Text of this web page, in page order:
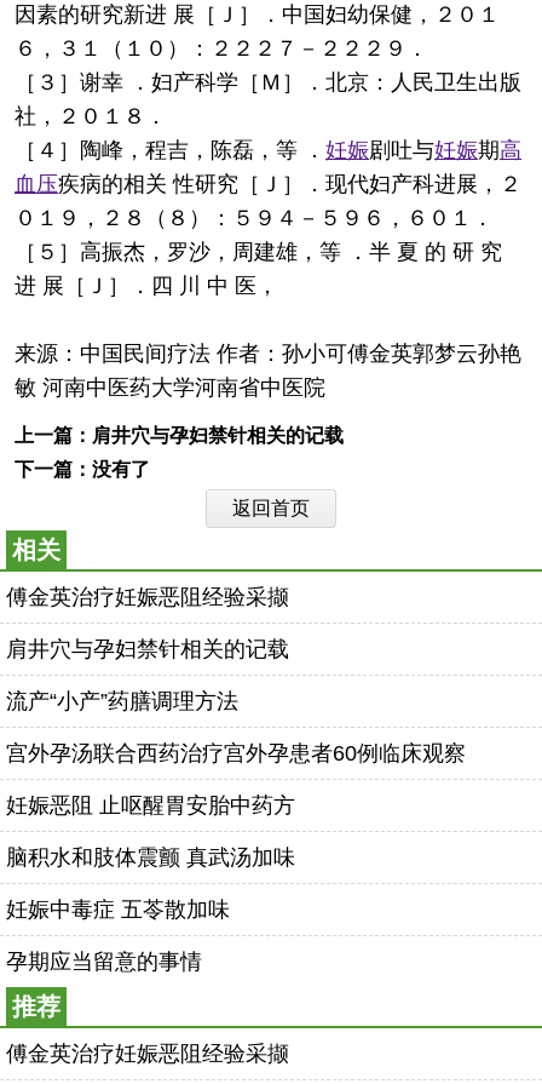
因素的研究新进 展［Ｊ］．中国妇幼保健，２０１
６，３１（１０）：２２２７－２２２９．
［３］谢幸 ．妇产科学［Ｍ］．北京：人民卫生出版
社，２０１８．
［４］陶峰，程吉，陈磊，等 ． 妊娠剧吐与妊娠期高
血压疾病的相关 性研究［Ｊ］．现代妇产科进展，２
０１９，２８（８）：５９４－５９６，６０１．
［５］高振杰，罗沙，周建雄，等 ．半 夏 的 研 究
进 展［Ｊ］．四 川 中 医，
来源：中国民间疗法 作者：孙小可傅金英郭梦云孙艳
敏 河南中医药大学河南省中医院
上一篇： 肩井穴与孕妇禁针相关的记载
下一篇：没有了
返回首页
相关
傅金英治疗妊娠恶阻经验采撷
肩井穴与孕妇禁针相关的记载
流产“小产”药膳调理方法
宫外孕汤联合西药治疗宫外孕患者60例临床观察
妊娠恶阻 止呕醒胃安胎中药方
脑积水和肢体震颤 真武汤加味
妊娠中毒症 五苓散加味
孕期应当留意的事情
推荐
傅金英治疗妊娠恶阻经验采撷